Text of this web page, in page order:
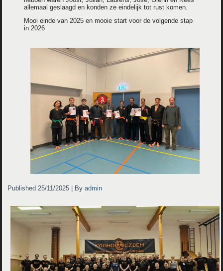
allemaal geslaagd en konden ze eindelijk tot rust komen.
Mooi einde van 2025 en mooie start voor de volgende stap
in 2026
Published 25/11/2025 By admin